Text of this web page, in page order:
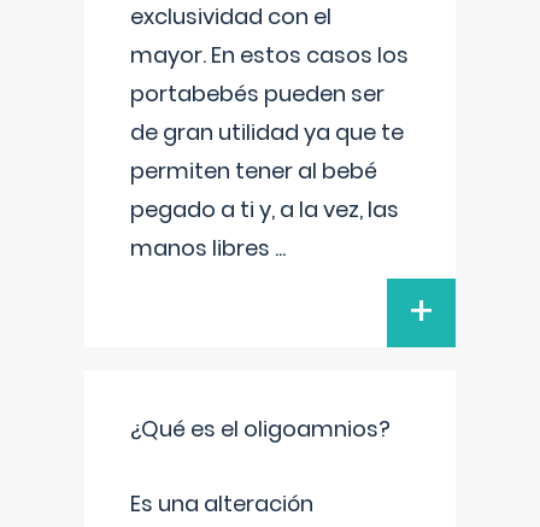
exclusividad con el
mayor. En estos casos los
portabebés pueden ser
de gran utilidad ya que te
permiten tener al bebé
pegado a ti y, a la vez, las
manos libres ...
+
¿Qué es el oligoamnios?
Es una alteración